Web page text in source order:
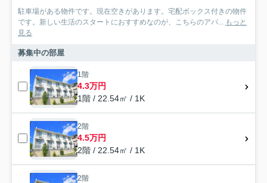
駐車場がある物件です。現在空きがあります。宅配ボックス付きの物件
です。新しい生活のスタートにおすすめなのが、こちらのアパ... もっと
見る
募集中の部屋
1階
4.3万円
1階 / 22.54㎡ / 1K
2階
4.5万円
2階 / 22.54㎡ / 1K
2階